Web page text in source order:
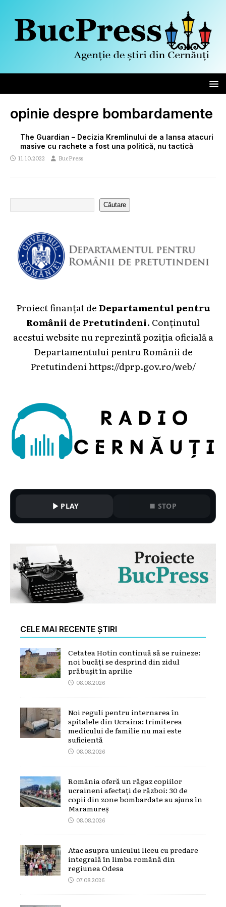
opinie despre bombardamente
The Guardian – Decizia Kremlinului de a lansa atacuri
masive cu rachete a fost una politică, nu tactică
11.10.2022 BucPress
Căutare
Proiect finanțat deDepartamentul pentru
Românii de Pretutindeni. Conținutul
acestui website nu reprezintă poziția oficială a
Departamentului pentru Românii de
Pretutindeni https://dprp.gov.ro/web/
PLAY STOP
CELE MAI RECENTE ȘTIRI
Cetatea Hotin continuă să se ruineze:
noi bucăți se desprind din zidul
prăbușit în aprilie
08.08.2026
Noi reguli pentru internarea în
spitalele din Ucraina: trimiterea
medicului de familie nu mai este
suficientă
08.08.2026
România oferă un răgaz copiilor
ucraineni afectați de război: 30 de
copii din zone bombardate au ajuns în
Maramureș
08.08.2026
Atac asupra unicului liceu cu predare
integrală în limba română din
regiunea Odesa
07.08.2026